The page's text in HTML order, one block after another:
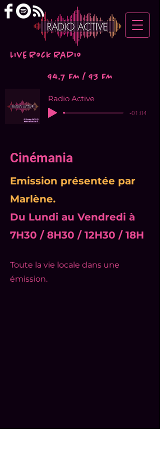
Live Rock Radio
Radio Active
-01:04
94.7 FM / 93 FM
Cinémania
Emission présentée par
Marlène.
Du Lundi au Vendredi à
7H30 / 8H30 / 12H30 / 18H
Toute la vie locale dans une
émission.